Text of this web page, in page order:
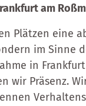
am
Plätzen eine
im Sinne
in
wir Präsenz.